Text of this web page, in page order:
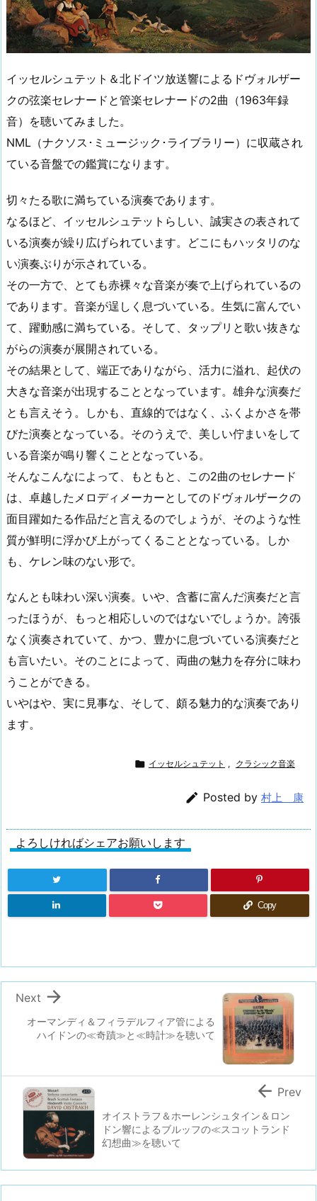
イッセルシュテット＆北ドイツ放送響によるドヴォルザー
クの弦楽セレナードと管楽セレナードの2曲（1963年録
音）を聴いてみました。
NML（ナクソス･ミュージック･ライブラリー）に収蔵され
ている音盤での鑑賞になります。
切々たる歌に満ちている演奏であります。
なるほど、イッセルシュテットらしい、誠実さの表されて
いる演奏が繰り広げられています。どこにもハッタリのな
い演奏ぶりが示されている。
その一方で、とても赤裸々な音楽が奏で上げられているの
であります。音楽が逞しく息づいている。生気に富んでい
て、躍動感に満ちている。そして、タップリと歌い抜きな
がらの演奏が展開されている。
その結果として、端正でありながら、活力に溢れ、起伏の
大きな音楽が出現することとなっています。雄弁な演奏だ
とも言えそう。しかも、直線的ではなく、ふくよかさを帯
びた演奏となっている。そのうえで、美しい佇まいをして
いる音楽が鳴り響くこととなっている。
そんなこんなによって、もともと、この2曲のセレナード
は、卓越したメロディメーカーとしてのドヴォルザークの
面目躍如たる作品だと言えるのでしょうが、そのような性
質が鮮明に浮かび上がってくることとなっている。しか
も、ケレン味のない形で。
なんとも味わい深い演奏。いや、含蓄に富んだ演奏だと言
ったほうが、もっと相応しいのではないでしょうか。誇張
なく演奏されていて、かつ、豊かに息づいている演奏だと
も言いたい。そのことによって、両曲の魅力を存分に味わ
うことができる。
いやはや、実に見事な、そして、頗る魅力的な演奏であり
ます。
 イッセルシュテット , クラシック音楽
 Posted by 村上 康
よろしければシェアお願いします
Copy
オーマンディ＆フィラデルフィア管による
ハイドンの≪奇蹟≫と≪時計≫を聴いて

Next
オイストラフ＆ホーレンシュタイン＆ロン
ドン響によるブルッフの≪スコットランド
幻想曲≫を聴いて
 Prev